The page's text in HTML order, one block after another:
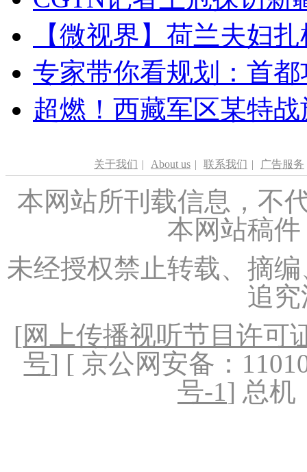
【微视界】荷兰夫妇
专家带你看规划：首
超燃！西藏军区某特
关于我们 | About us | 联系我们 | 广告服务
本网站所刊载信息，不
本网站稿
未经授权禁止转载、摘
追
[网上传播视听节目许可
号] [ 京公网安备：
号-1] 总机